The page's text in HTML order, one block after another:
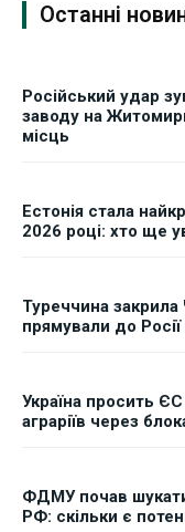
Останні
Російський удар
заводу на
місць
Естонія стала
2026 році: хто ще
Туреччина
прямували до Росії
Україна просить
аграріїв через
ФДМУ почав шукати
РФ: скільки є